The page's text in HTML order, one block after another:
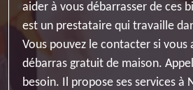
aider à vous débarrasser de ces
est un prestataire qui travaille
Vous pouvez le contacter si vous
débarras gratuit de maison.
besoin. Il propose ses services à